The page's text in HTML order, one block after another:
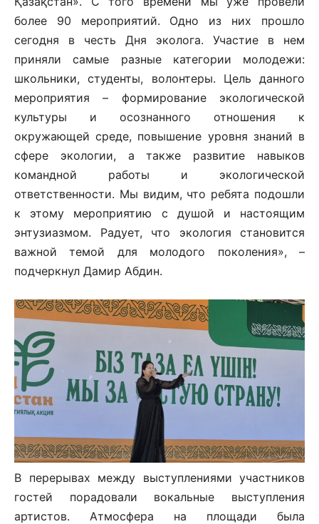
более 90 мероприятий. Одно из них прошло
сегодня в честь Дня эколога. Участие в нем
приняли самые разные категории молодежи:
школьники, студенты, волонтеры. Цель данного
мероприятия – формирование экологической
культуры и осознанного отношения к
окружающей среде, повышение уровня знаний в
сфере экологии, а также развитие навыков
командной работы и экологической
ответственности. Мы видим, что ребята подошли
к этому мероприятию с душой и настоящим
энтузиазмом. Радует, что экология становится
важной темой для молодого поколения», –
подчеркнул Дамир Абдин.
В перерывах между выступлениями участников
гостей порадовали вокальные выступления
артистов. Атмосфера на площади была